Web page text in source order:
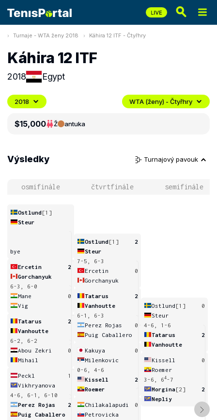
Turnaje - WTA ženy 2018 Káhira 12 ITF - Čtyřhry
Káhira 12 ITF
2018 Egypt
2018 WTA (ženy) - Čtyřhry
$15,000 Ž antuka
Výsledky Turnajový pavouk
osmifinále čtvrtfinále semifinále
Ostlund[1]
Steur
bye
Ercetin
2
Gorchanyuk
6-3, 6-0
Mane
0
Vig
Tatarus
2
Vanhoutte
6-2, 6-2
Abou Zekri
0
Mihail
Peckl
1
Vikhryanova
4-6, 6-1, 6-10
Perez Rojas
2
Puig Caballero
Ostlund[1]
2
Steur
7-5, 6-3
Ercetin
0
Gorchanyuk
Tatarus
2
Vanhoutte
6-1, 6-3
Perez Rojas
0
Puig Caballero
Kakuya
0
Milenkovic
0-6, 4-6
Kissell
2
Roemer
Chilakalapudi
0
Petrovicka
Ostlund [1]
0
Steur
4-6, 1-6
Tatarus
2
Vanhoutte
Kissell
0
Roemer
3-6, 64-7
Morgina[2]
2
Nepliy